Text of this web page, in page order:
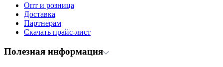
Опт и розница
Доставка
Партнерам
Скачать прайс-лист
Полезная информация